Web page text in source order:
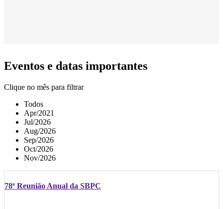
Eventos e datas importantes
Clique no mês para filtrar
Todos
Apr/2021
Jul/2026
Aug/2026
Sep/2026
Oct/2026
Nov/2026
78ª Reunião Anual da SBPC